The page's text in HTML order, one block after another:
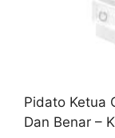
Pidato Ketua
Dan Benar –